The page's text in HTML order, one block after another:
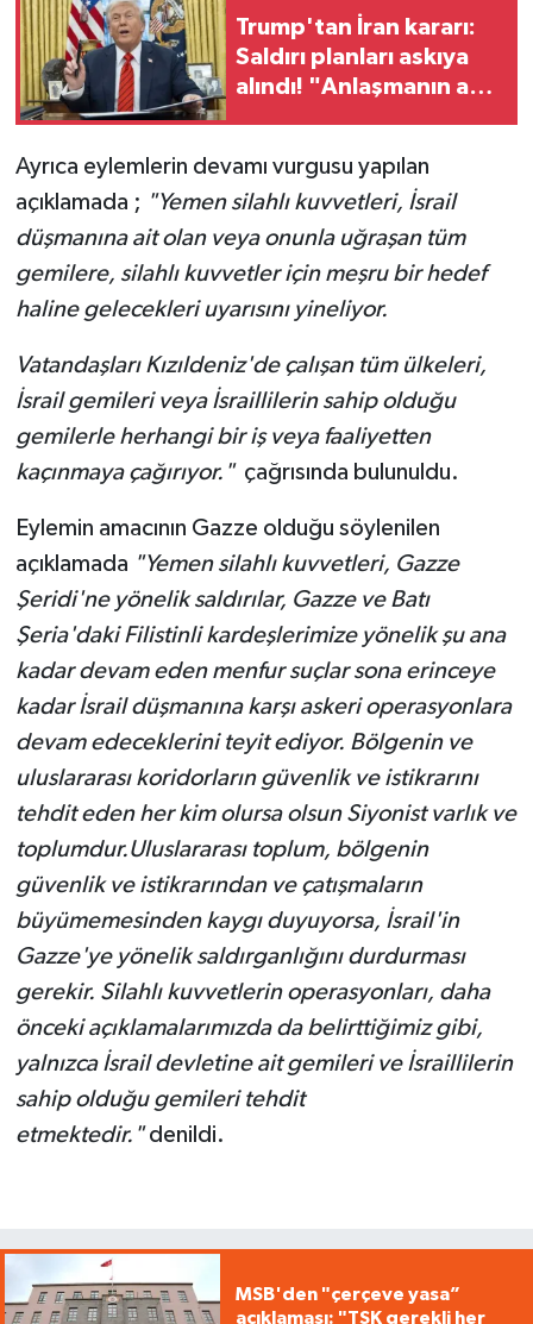
Trump'tan İran kararı:
Saldırı planları askıya
alındı! "Anlaşmanın ana
Ayrıca eylemlerin devamı vurgusu yapılan
açıklamada ; "Yemen silahlı kuvvetleri, İsrail
düşmanına ait olan veya onunla uğraşan tüm
gemilere, silahlı kuvvetler için meşru bir hedef
haline gelecekleri uyarısını yineliyor.
Vatandaşları Kızıldeniz'de çalışan tüm ülkeleri,
İsrail gemileri veya İsraillilerin sahip olduğu
gemilerle herhangi bir iş veya faaliyetten
kaçınmaya çağırıyor." çağrısında bulunuldu.
Eylemin amacının Gazze olduğu söylenilen
açıklamada "Yemen silahlı kuvvetleri, Gazze
Şeridi'ne yönelik saldırılar, Gazze ve Batı
Şeria'daki Filistinli kardeşlerimize yönelik şu ana
kadar devam eden menfur suçlar sona erinceye
kadar İsrail düşmanına karşı askeri operasyonlara
devam edeceklerini teyit ediyor. Bölgenin ve
uluslararası koridorların güvenlik ve istikrarını
tehdit eden her kim olursa olsun Siyonist varlık ve
toplumdur.Uluslararası toplum, bölgenin
güvenlik ve istikrarından ve çatışmaların
büyümemesinden kaygı duyuyorsa, İsrail'in
Gazze'ye yönelik saldırganlığını durdurması
gerekir. Silahlı kuvvetlerin operasyonları, daha
önceki açıklamalarımızda da belirttiğimiz gibi,
yalnızca İsrail devletine ait gemileri ve İsraillilerin
sahip olduğu gemileri tehdit
etmektedir."denildi.
MSB'den "çerçeve yasa”
açıklaması: "TSK gerekli her